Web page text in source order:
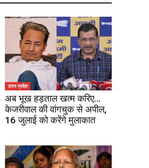
उत्तर प्रदेश
अब भूख हड़ताल खत्म करिए…
केजरीवाल की वांगचुक से अपील,
16 जुलाई को करेंगे मुलाकात